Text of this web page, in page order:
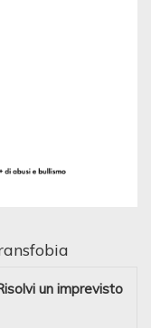
un imprevisto